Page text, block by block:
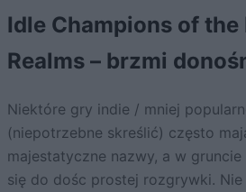
Idle Champions of the
Realms – brzmi
Niektóre gry indie / mniej
(niepotrzebne skreślić) często
majestatyczne nazwy, a w
się do dośc prostej rozgrywki.